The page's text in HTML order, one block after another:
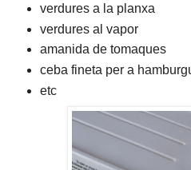
verdures a la planxa
verdures al vapor
amanida de tomaques
ceba fineta per a
etc